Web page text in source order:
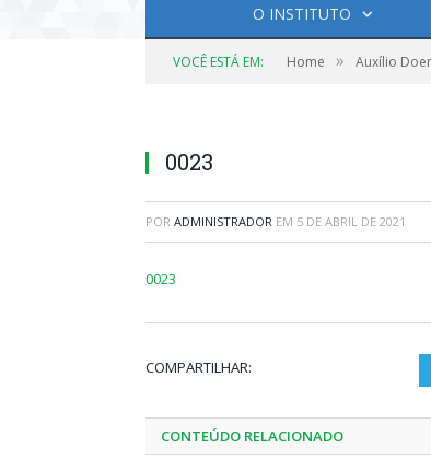
O INSTITUTO
VOCÊ ESTÁ EM: Home » Auxílio
0023
POR ADMINISTRADOR EM 5 DE ABRIL DE 2021
0023
COMPARTILHAR:
CONTEÚDO RELACIONADO